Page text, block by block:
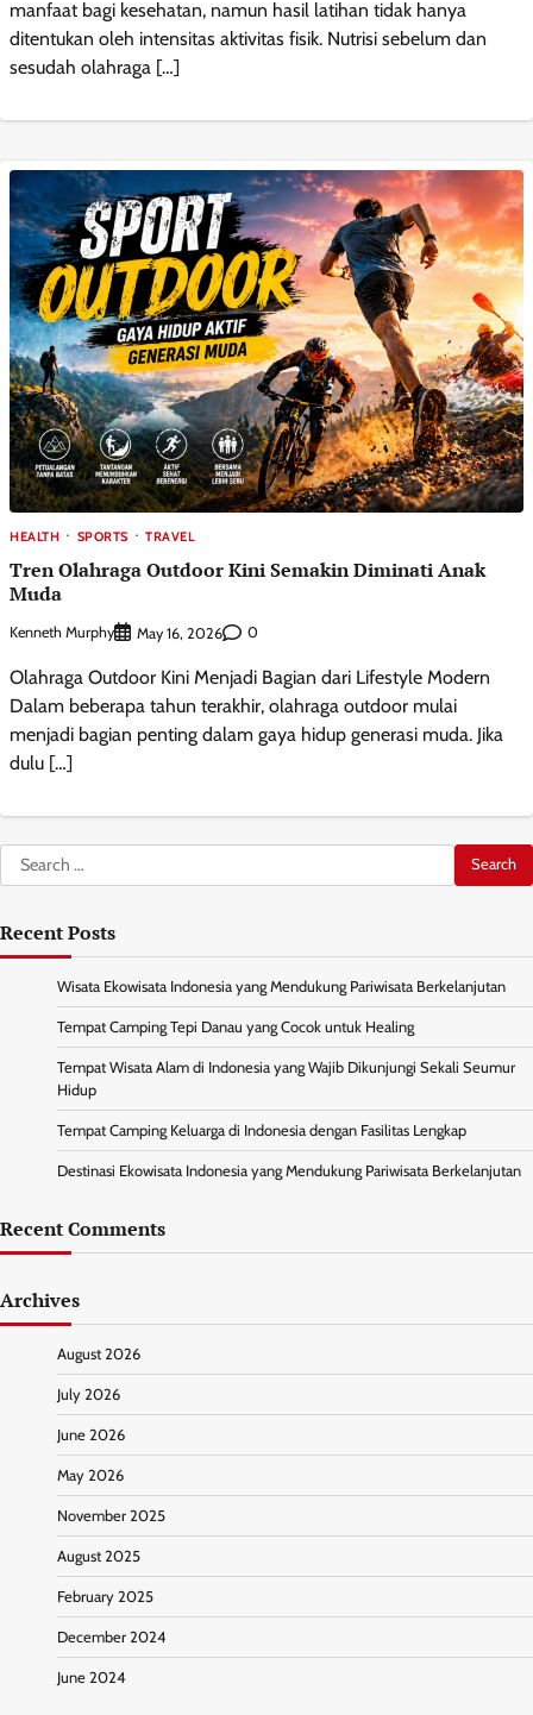
manfaat bagi kesehatan, namun hasil latihan tidak hanya
ditentukan oleh intensitas aktivitas fisik. Nutrisi sebelum dan
sesudah olahraga […]
HEALTH SPORTS TRAVEL
Tren Olahraga Outdoor Kini Semakin Diminati Anak
Muda
Kenneth Murphy May 16, 2026 0
Olahraga Outdoor Kini Menjadi Bagian dari Lifestyle Modern
Dalam beberapa tahun terakhir, olahraga outdoor mulai
menjadi bagian penting dalam gaya hidup generasi muda. Jika
dulu […]
Search
for:
Recent Posts
Wisata Ekowisata Indonesia yang Mendukung Pariwisata Berkelanjutan
Tempat Camping Tepi Danau yang Cocok untuk Healing
Tempat Wisata Alam di Indonesia yang Wajib Dikunjungi Sekali Seumur
Hidup
Tempat Camping Keluarga di Indonesia dengan Fasilitas Lengkap
Destinasi Ekowisata Indonesia yang Mendukung Pariwisata Berkelanjutan
Recent Comments
Archives
August 2026
July 2026
June 2026
May 2026
November 2025
August 2025
February 2025
December 2024
June 2024